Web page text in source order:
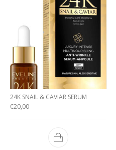
24K SNAIL & CAVIAR SERUM
€20,00